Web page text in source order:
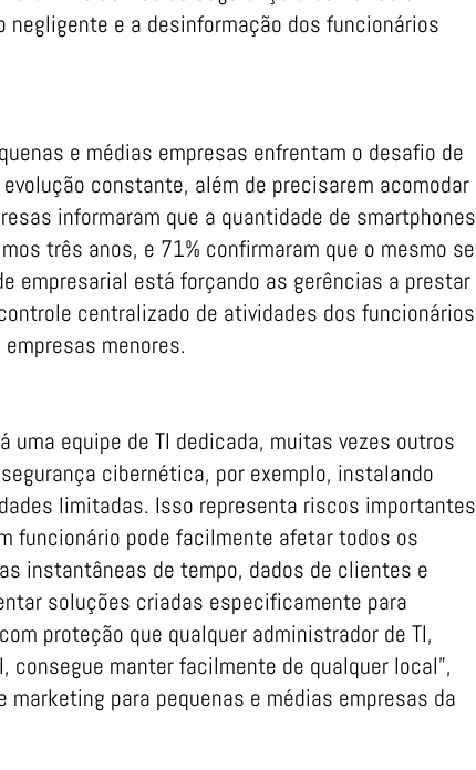
e a desinformação dos funcionários
e médias empresas enfrentam o desafio de
constante, além de precisarem acomodar
informaram que a quantidade de smartphones
três anos, e 71% confirmaram que o mesmo se
empresarial está forçando as gerências a prestar
centralizado de atividades dos funcionários
menores.
uma equipe de TI dedicada, muitas vezes outros
cibernética, por exemplo, instalando
limitadas. Isso representa riscos importantes
funcionário pode facilmente afetar todos os
instantâneas de tempo, dados de clientes e
soluções criadas especificamente para
proteção que qualquer administrador de TI,
consegue manter facilmente de qualquer local”,
marketing para pequenas e médias empresas da